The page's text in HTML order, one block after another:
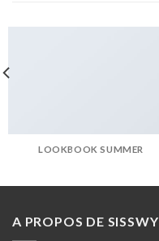
LOOKBOOK SUMMER
A PROPOS DE SISSWY